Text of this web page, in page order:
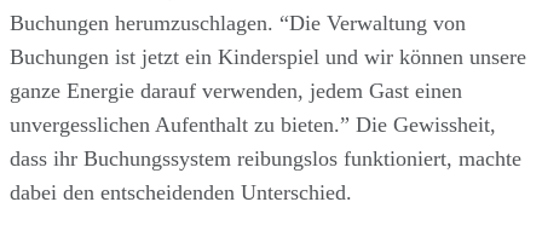
Buchungen herumzuschlagen. “Die Verwaltung von
Buchungen ist jetzt ein Kinderspiel und wir können unsere
ganze Energie darauf verwenden, jedem Gast einen
unvergesslichen Aufenthalt zu bieten.” Die Gewissheit,
dass ihr Buchungssystem reibungslos funktioniert, machte
dabei den entscheidenden Unterschied.